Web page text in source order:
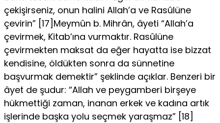
çekişirseniz, onun halini Allah’a ve Rasûlüne
çevirin” [17]Meymûn b. Mihrân, âyeti “Allah’a
çevirmek, Kitab’ına vurmaktır. Rasûlüne
çevirmekten maksat da eğer hayatta ise bizzat
kendisine, öldükten sonra da sünnetine
başvurmak demektir” şeklinde açıklar. Benzeri bir
âyet de şudur: “Allah ve peygamberi birşeye
hükmettiği zaman, inanan erkek ve kadına artık
işlerinde başka yolu seçmek yaraş­maz” [18]